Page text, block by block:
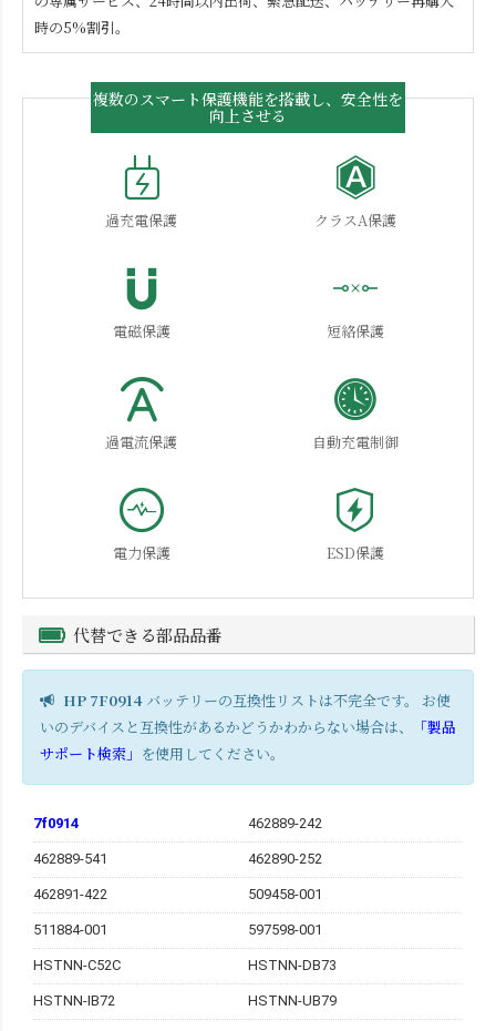
時の5%割引。
複数のスマート保護機能を搭載し、安全性を
向上させる
過充電保護 クラスA保護
電磁保護 短絡保護
過電流保護 自動充電制御
電力保護 ESD保護
代替できる部品品番
HP 7F0914 バッテリーの互換性リストは不完全です。 お使
いのデバイスと互換性があるかどうかわからない場合は、
「製品
サポート検索」 を使用してください。
7f0914 462889-242
462889-541 462890-252
462891-422 509458-001
511884-001 597598-001
HSTNN-C52C HSTNN-DB73
HSTNN-IB72 HSTNN-UB79